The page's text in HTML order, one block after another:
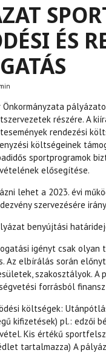
ÉS
Önkormányzata
részére. A
rendezési
költségeinek
sportprogramok
elősegítése.
lehet a 2023. évi
szervezésére
benyújtási
igényt csak olyan
Az elbírálás során
szakosztályok. A
forrásból
költségek:
kifizetések) pl.: edzői
Kis értékű
tartalmazza) A